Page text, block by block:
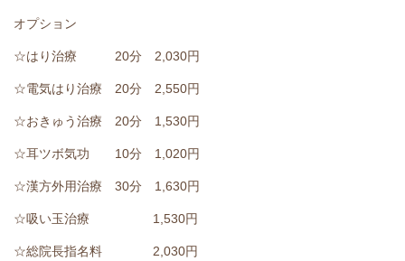
オプション
☆はり治療 20分 2,030円
☆電気はり治療 20分 2,550円
☆おきゅう治療 20分 1,530円
☆耳ツボ気功 10分 1,020円
☆漢方外用治療 30分 1,630円
☆吸い玉治療 1,530円
☆総院長指名料 2,030円